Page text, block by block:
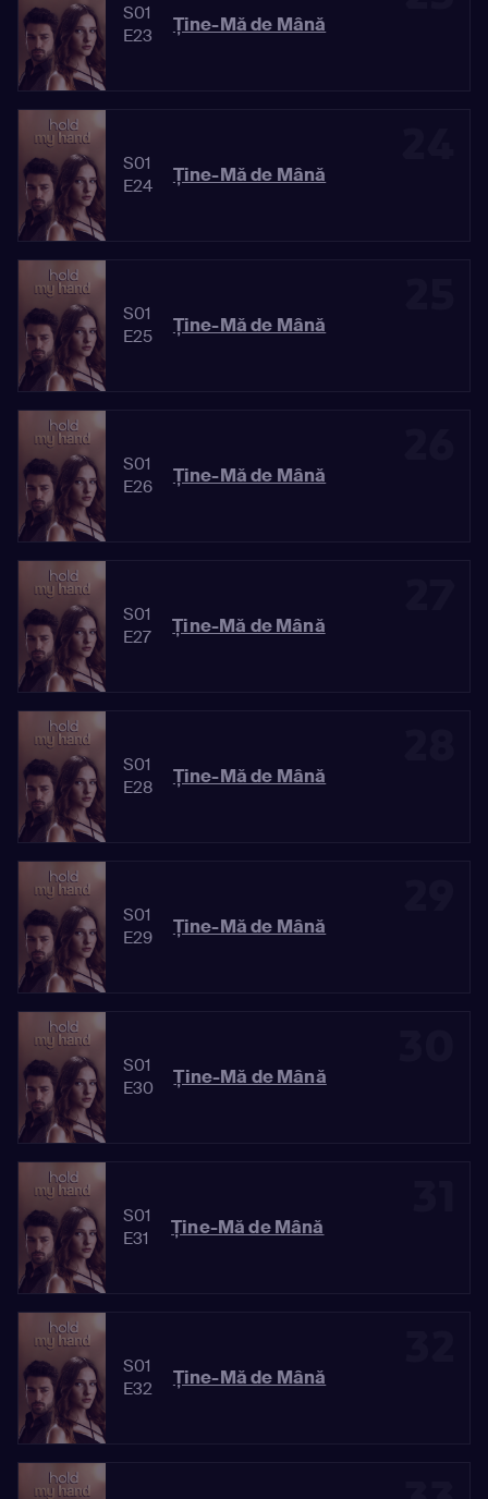
S01
E23
Ține-Mă de Mână
S01
E24
Ține-Mă de Mână
S01
E25
Ține-Mă de Mână
S01
E26
Ține-Mă de Mână
S01
E27
Ține-Mă de Mână
S01
E28
Ține-Mă de Mână
S01
E29
Ține-Mă de Mână
S01
E30
Ține-Mă de Mână
S01
E31
Ține-Mă de Mână
S01
E32
Ține-Mă de Mână